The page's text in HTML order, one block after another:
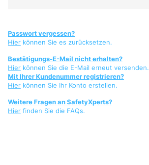
Passwort vergessen?
Hier können Sie es zurücksetzen.
Bestätigungs-E-Mail nicht erhalten?
Hier können Sie die E-Mail erneut versenden.
Mit Ihrer Kundenummer registrieren?
Hier können Sie Ihr Konto erstellen.
Weitere Fragen an SafetyXperts?
Hier finden Sie die FAQs.